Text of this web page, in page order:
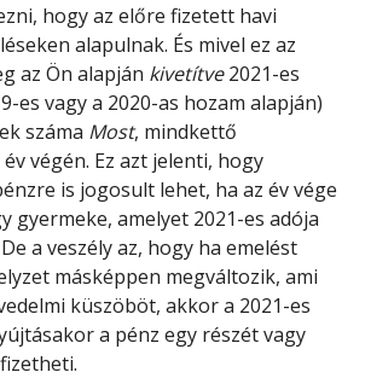
hogy az előre fizetett havi
alapulnak. És mivel ez az
az Ön alapján kivetítve2021-es
es vagy a 2020-as hozam alapján)
száma Most, mindkettő
végén. Ez azt jelenti, hogy
is jogosult lehet, ha az év vége
gyermeke, amelyet 2021-es adója
a veszély az, hogy ha emelést
másképpen megváltozik, ami
küszöböt, akkor a 2021-es
a pénz egy részét vagy